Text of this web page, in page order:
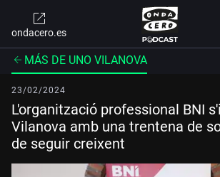
ondacero.es
MÁS DE UNO VILANOVA
23/02/2024
L'organització professional BNI
Vilanova amb una trentena de
de seguir creixent